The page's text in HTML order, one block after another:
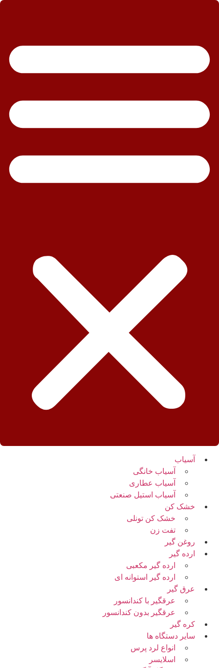
پرش
آسیاب
آسیاب خانگی
آسیاب عطاری
آسیاب استیل صنعتی
خشک کن
خشک کن تونلی
تفت زن
روغن گیر
ارده گیر
ارده گیر مکعبی
ارده گیر استوانه ای
عرق گیر
عرقگیر با کندانسور
عرقگیر بدون کندانسور
کره گیر
سایر دستگاه ها
انواع لرد پرس
اسلایسر